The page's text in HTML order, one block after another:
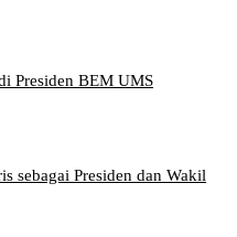
Presiden BEM UMS
sebagai Presiden dan Wakil